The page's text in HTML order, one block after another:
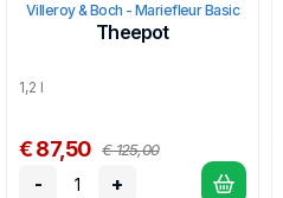
Villeroy & Boch - Mariefleur Basic
Theepot
1,2 l
€ 87,50 € 125,00
- +